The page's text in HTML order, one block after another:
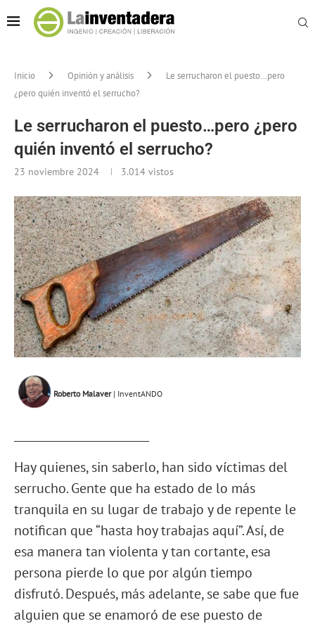
Inicio Opinión y análisis
Le serrucharon el puesto…pero
¿pero quién inventó el serrucho?
Le serrucharon el puesto…pero ¿pero
quién inventó el serrucho?
23 noviembre 2024 3.014 vistos
Roberto Malaver | InventANDO
Hay quienes, sin saberlo, han sido víctimas del
serrucho. Gente que ha estado de lo más
tranquila en su lugar de trabajo y de repente le
notifican que “hasta hoy trabajas aquí”. Así, de
esa manera tan violenta y tan cortante, esa
persona pierde lo que por algún tiempo
disfrutó. Después, más adelante, se sabe que fue
alguien que se enamoró de ese puesto de